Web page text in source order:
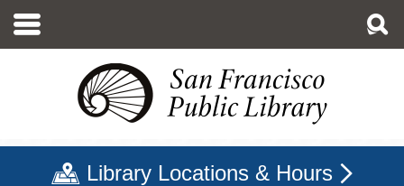
至
Library Locations & Hours